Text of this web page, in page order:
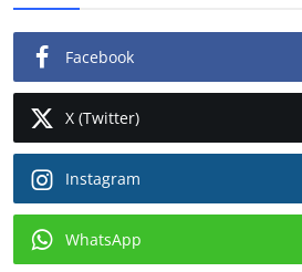
Facebook
X (Twitter)
Instagram
WhatsApp